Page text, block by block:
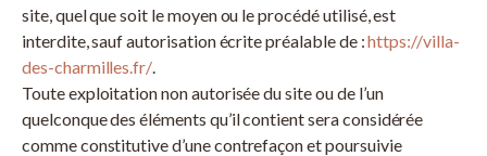
site, quel que soit le moyen ou le procédé utilisé, est
interdite, sauf autorisation écrite préalable de :https://villa-
des-charmilles.fr/
Toute exploitation non autorisée du site ou de l’un
quelconque des éléments qu’il contient sera considérée
comme constitutive d’une contrefaçon et poursuivie